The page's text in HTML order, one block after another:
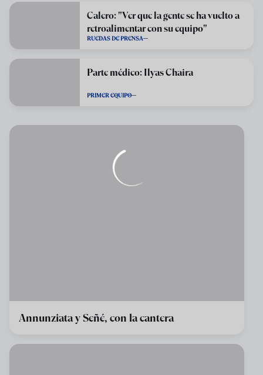
Calero: "Ver que la gente se ha vuelto a
retroalimentar con su equipo"
RUEDAS DE PRENSA
Parte médico: Ilyas Chaira
PRIMER EQUIPO
Annunziata y Señé, con la cantera